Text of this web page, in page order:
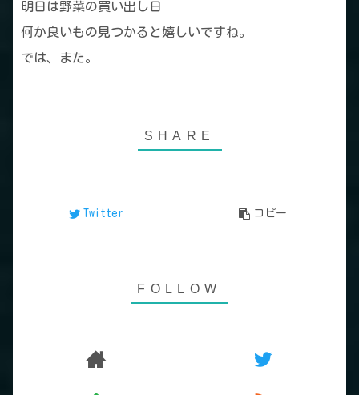
明日は野菜の買い出し日
何か良いもの見つかると嬉しいですね。
では、また。
Twitter コピー